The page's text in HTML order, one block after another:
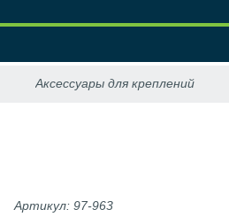
Артикул: 97-963